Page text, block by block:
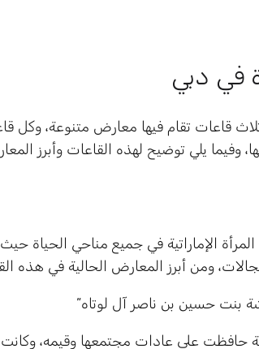
في دبي
قاعات تقام فيها معارض متنوعة، وكل
وفيما يلي توضيح لهذه القاعات وأبرز
المرأة الإماراتية في جميع مناحي الحياة
ومن أبرز المعارض الحالية في هذه
بنت حسين بن ناصر آل لوتاه”
حافظت على عادات مجتمعها وقيمه،